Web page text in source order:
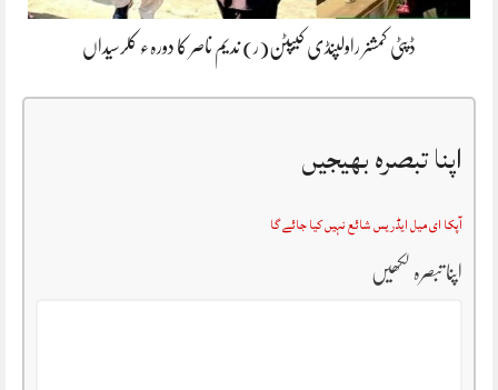
ڈپٹی کمشنر راولپنڈی کیپٹن(ر) ندیم ناصر کا دورہء کلرسیداں
اپنا تبصرہ بھیجیں
آپکا ای میل ایڈریس شائع نہیں کیا جائے گا
اپنا تبصرہ لکھیں